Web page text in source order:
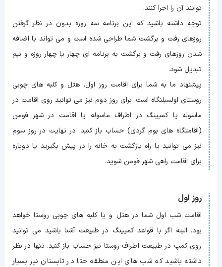
روز
سوم
توصیه‌ها
توانند آن را اجرا کنند.
توجه داشته باشید که این برنامه سه روزه بدون در نظر گرفتن
روزهای رفت و برگشت شما طراحی شده است و می تواند با اضافه
شدن روزهای رفت و برگشت به برنامه ای چهار یا چهار روزه و نیم
تبدیل شود.
پیشنهاد ما به شما برای اقامت روز اول، هتل و کلبه های چوبی
روستای اولسبلنگاه است. برای روز دوم نیز می توانید روی اقامت در
ماسوله یا کمپینگ در اطراف ماسوله یا اقامت در شهر فومن
(اقامتگاه های بوم گردی) حساب باز کنید. در نهایت در روز سوم
نیز می توانید یا راه بازگشت به خانه را در پیش بگیرید یا دوباره
برای اقامت راهی شهر فومن شوید.
روز اول
اقامت شب اول شما در هتل و یا کلبه های چوبی روستا خواهد
بود. البته اگر با قواعد کمپینگ در طبیعت آشنا باشید می توانید
روی کمپ در طبیعت اطراف روستا نیز حساب باز کنید. تنها در نظر
داشته باشید که شب های این منطقه حتا در تابستان نیز بسیار